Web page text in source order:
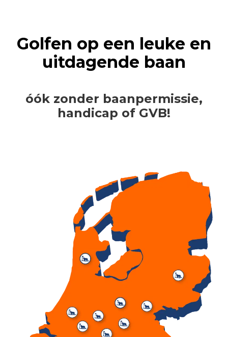
Golfen op een leuke en
uitdagende baan
óók zonder baanpermissie,
handicap of GVB!